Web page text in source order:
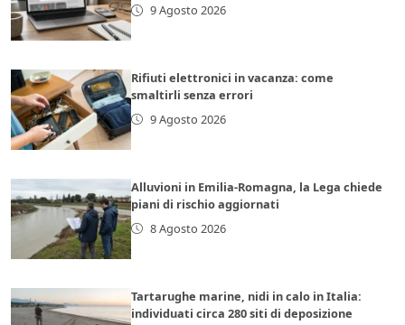
9 Agosto 2026
Rifiuti elettronici in vacanza: come
smaltirli senza errori
9 Agosto 2026
Alluvioni in Emilia-Romagna, la Lega chiede
piani di rischio aggiornati
8 Agosto 2026
Tartarughe marine, nidi in calo in Italia:
individuati circa 280 siti di deposizione